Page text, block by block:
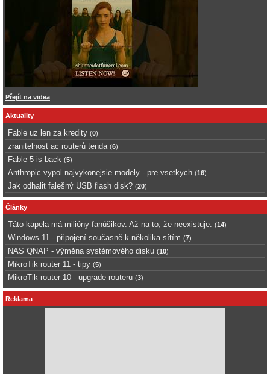
Přejít na videa
Aktuality
Fable uz len za kredity (0)
zranitelnost ac routerů tenda (6)
Fable 5 is back (5)
Anthropic vypol najvykonejsie modely - pre vsetkych (16)
Jak odhalit falešný USB flash disk? (20)
Články
Táto kapela má milióny fanúšikov. Až na to, že neexistuje. (14)
Windows 11 - připojení současně k několika sítím (7)
NAS QNAP - výměna systémového disku (10)
MikroTik router 11 - tipy (5)
MikroTik router 10 - upgrade routeru (3)
Reklama